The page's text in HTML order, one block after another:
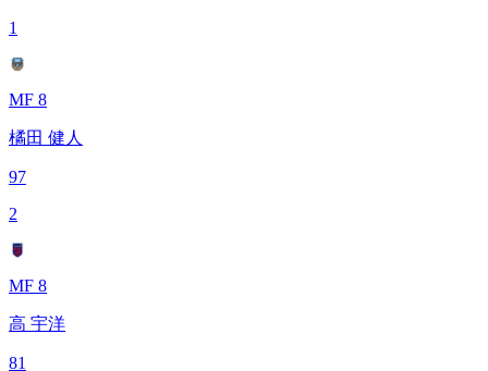
1
MF 8
橘田 健人
97
2
MF 8
高 宇洋
81